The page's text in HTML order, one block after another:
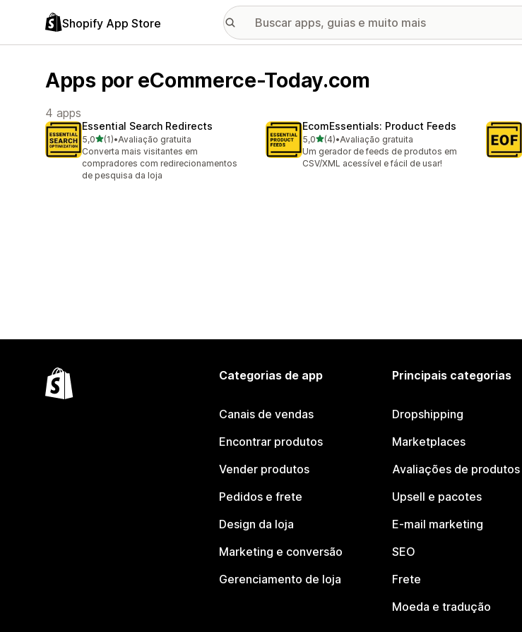
Shopify App Store
Apps por eCommerce-Today.com
4 apps
Essential Search Redirects
5,0de 5 estrelas
(1)
1 avaliações ao todo
•Avaliação gratuita
Converta mais visitantes em
compradores com redirecionamentos
de pesquisa da loja
EcomEssentials: Product Feeds
5,0de 5 estrelas
(4)
4 avaliações ao todo
•Avaliação gratuita
Um gerador de feeds de produtos em
CSV/XML acessível e fácil de usar!
Categorias de app
Canais de vendas
Encontrar produtos
Vender produtos
Pedidos e frete
Design da loja
Marketing e conversão
Gerenciamento de loja
Principais categorias
Dropshipping
Marketplaces
Avaliações de produtos
Upsell e pacotes
E-mail marketing
SEO
Frete
Moeda e tradução